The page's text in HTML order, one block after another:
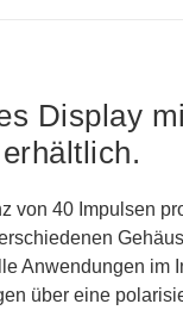
Display
von 40 Impulsen
Anwendungen im
über eine